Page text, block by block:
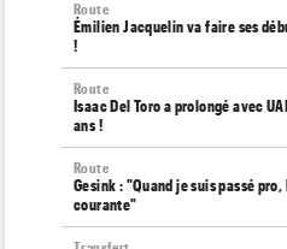
Route
Émilien Jacquelin va faire ses
!
Route
Isaac Del Toro a prolongé avec
ans !
Route
Gesink : "Quand je suis passé
courante"